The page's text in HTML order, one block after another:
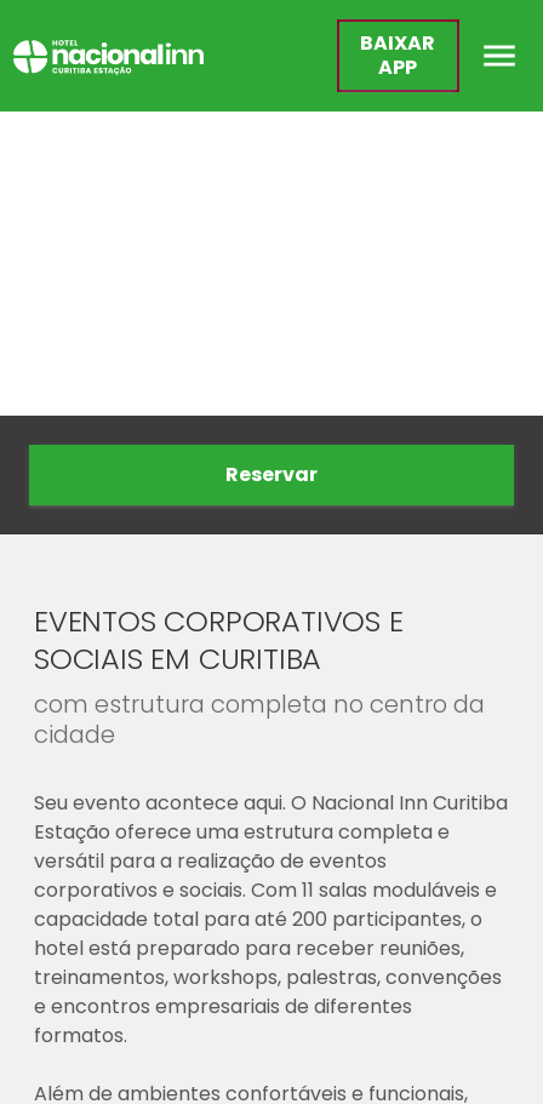
BAIXAR
APP
Reservar
EVENTOS CORPORATIVOS E
SOCIAIS EM CURITIBA
com estrutura completa no centro da
cidade
Seu evento acontece aqui. O Nacional Inn Curitiba
Estação oferece uma estrutura completa e
versátil para a realização de eventos
corporativos e sociais. Com 11 salas moduláveis e
capacidade total para até 200 participantes, o
hotel está preparado para receber reuniões,
treinamentos, workshops, palestras, convenções
e encontros empresariais de diferentes
formatos.
Além de ambientes confortáveis e funcionais,